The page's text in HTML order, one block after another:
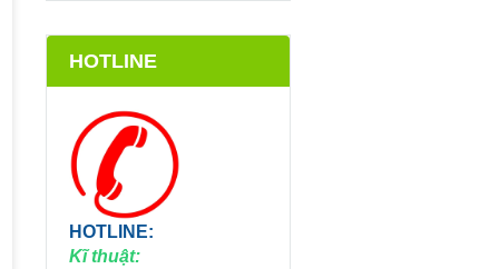
HOTLINE
HOTLINE:
Kĩ thuật: